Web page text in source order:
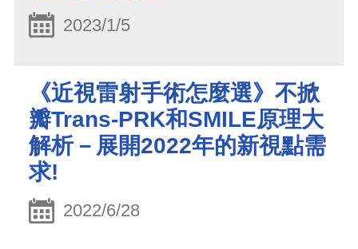
2023/1/5
《近視雷射手術怎麼選》不掀
瓣Trans-PRK和SMILE原理大
解析－展開2022年的新視點需
求!
2022/6/28